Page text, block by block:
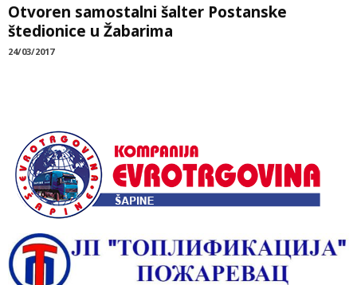
Otvoren samostalni šalter Postanske
štedionice u Žabarima
24/03/2017